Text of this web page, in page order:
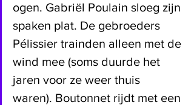
ogen. Gabriël Poulain sloeg zijn
spaken plat. De gebroeders
Pélissier trainden alleen met de
wind mee (soms duurde het
jaren voor ze weer thuis
waren). Boutonnet rijdt met een